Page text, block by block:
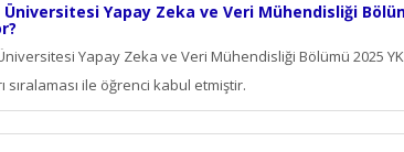
Üniversitesi Yapay Zeka ve Veri Mühendisliği
Yapay Zeka ve Veri Mühendisliği Bölümü 2025
sıralaması ile öğrenci kabul etmiştir.